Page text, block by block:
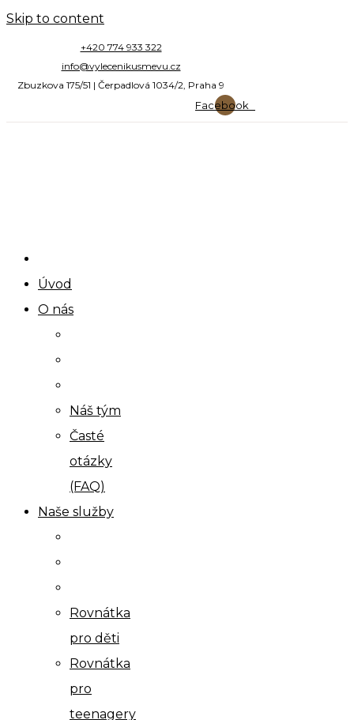
Skip to content
+420 774 933 322
info@vylecenikusmevu.cz
Zbuzkova 175/51 | Čerpadlová 1034/2, Praha 9
Facebook
Úvod
O nás
Náš tým
Časté
otázky
(FAQ)
Naše služby
Rovnátka
pro děti
Rovnátka
pro
teenagery